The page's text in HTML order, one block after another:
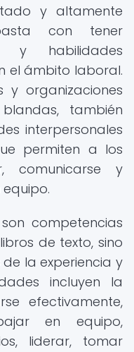
y altamente
con tener
y habilidades
el ámbito laboral.
y organizaciones
también
interpersonales
permiten a los
comunicarse y
competencias
de texto, sino
la experiencia y
incluyen la
efectivamente,
en equipo,
liderar, tomar